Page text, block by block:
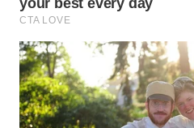
KEPULAUAN
SERIBU
WN
TANGERANG